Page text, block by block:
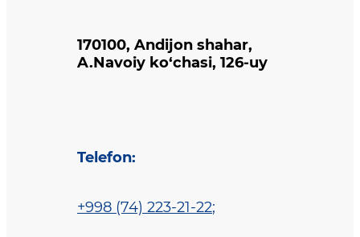
170100, Andijon shahar,
A.Navoiy ko‘chasi, 126-uy
Telefon:
+998 (74) 223-21-22;